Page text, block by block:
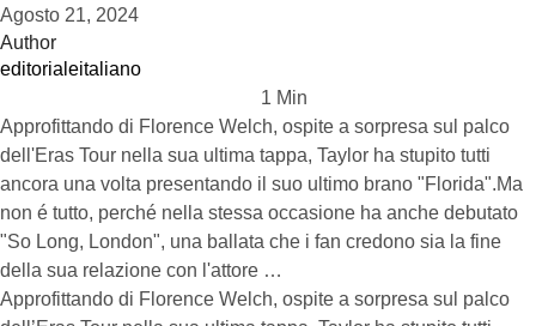
Agosto 21, 2024
Author
editorialeitaliano
1 Min
Approfittando di Florence Welch, ospite a sorpresa sul palco
dell'Eras Tour nella sua ultima tappa, Taylor ha stupito tutti
ancora una volta presentando il suo ultimo brano "Florida".Ma
non é tutto, perché nella stessa occasione ha anche debutato
"So Long, London", una ballata che i fan credono sia la fine
della sua relazione con l'attore …
Approfittando di Florence Welch, ospite a sorpresa sul palco